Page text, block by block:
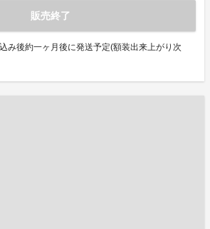
販売終了
み後約一ヶ月後に発送予定(額装出来上がり次